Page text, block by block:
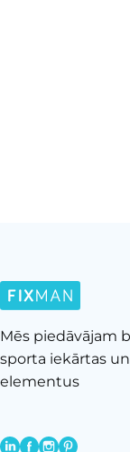
Mēs piedāvājam
sporta iekārtas
elementus